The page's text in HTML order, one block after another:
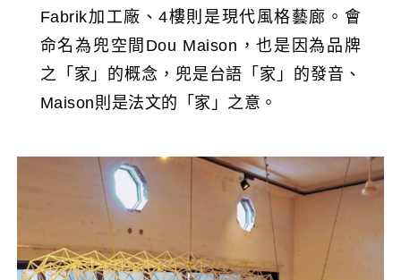
Fabrik加工廠、4樓則是現代風格藝廊。會
命名為兜空間Dou Maison，也是因為品牌
之「家」的概念，兜是台語「家」的發音、
Maison則是法文的「家」之意。